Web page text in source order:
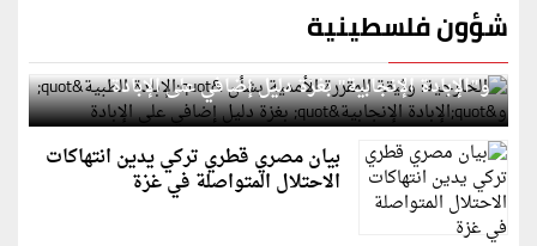
شؤون فلسطينية
الخارجية: وثيقة المقررة الأممية بشأن "الإبادة الطبية"
و"الإبادة الإنجابية" بغزة دليل إضافي على الإبادة
بيان مصري قطري تركي يدين انتهاكات
الاحتلال المتواصلة في غزة